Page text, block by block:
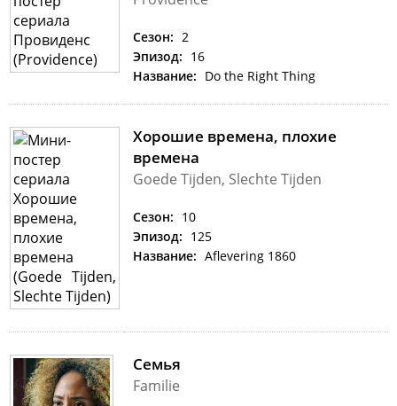
Сезон: 2
Эпизод: 16
Название: Do the Right Thing
Хорошие времена, плохие
времена
Goede Tijden, Slechte Tijden
Сезон: 10
Эпизод: 125
Название: Aflevering 1860
Семья
Familie